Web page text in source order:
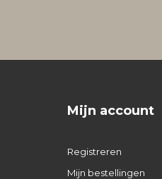
Mijn account
Registreren
Mijn bestellingen